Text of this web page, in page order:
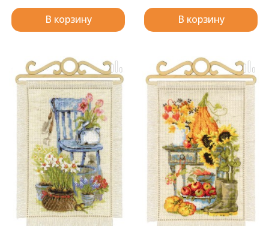
В корзину В корзину